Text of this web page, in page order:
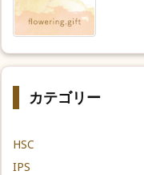
カテゴリー
HSC
IPS